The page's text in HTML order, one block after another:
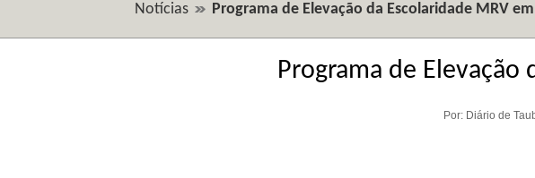
Notícias Programa de Elevação da Escolaridade MRV
Programa de Elevação
Por: Diário de